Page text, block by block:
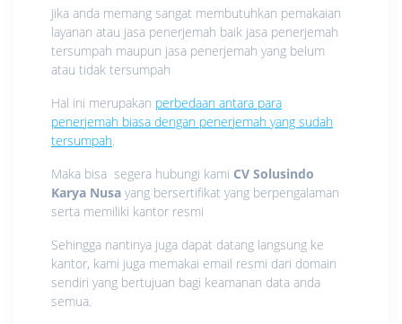
Jika anda memang sangat membutuhkan pemakaian
layanan atau jasa penerjemah baik jasa penerjemah
tersumpah maupun jasa penerjemah yang belum
atau tidak tersumpah
Hal ini merupakan perbedaan antara para
penerjemah biasa dengan penerjemah yang sudah
tersumpah.
Maka bisa segera hubungi kami CV Solusindo
Karya Nusa yang bersertifikat yang berpengalaman
serta memiliki kantor resmi
Sehingga nantinya juga dapat datang langsung ke
kantor, kami juga memakai email resmi dari domain
sendiri yang bertujuan bagi keamanan data anda
semua.